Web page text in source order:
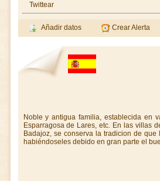
Twittear
Añadir datos Crear Alerta
Noble y antigua familia, establecida en
Esparragosa de Lares, etc. En las villas
Badajoz, se conserva la tradicion de
habiéndoseles debido en gran parte el